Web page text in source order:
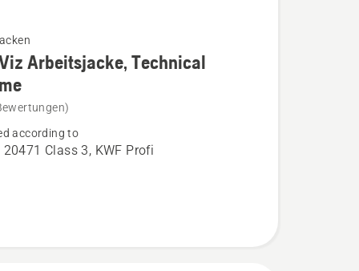
Arbeitsjacke, Technical
according to
20471 Class 3, KWF Profi